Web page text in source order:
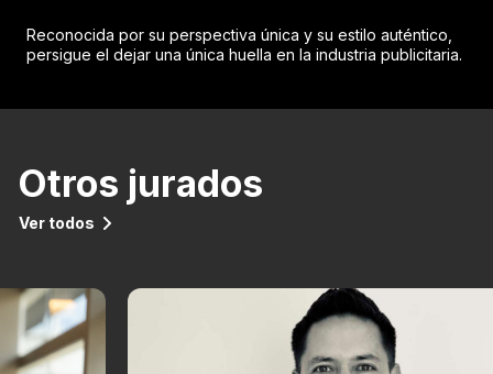
Reconocida por su perspectiva única y su estilo auténtico,
persigue el dejar una única huella en la industria publicitaria.
Otros jurados
Ver todos